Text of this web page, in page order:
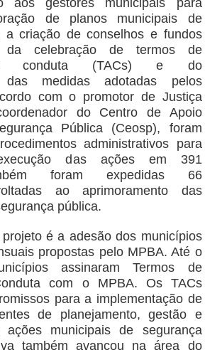
aos gestores municipais para
de planos municipais de
a criação de conselhos e fundos
da celebração de termos de
conduta (TACs) e do
das medidas adotadas pelos
com o promotor de Justiça
do Centro de Apoio
Pública (Ceosp), foram
administrativos para
das ações em 391
foram expedidas 66
ao aprimoramento das
pública.
é a adesão dos municípios
propostas pelo MPBA. Até o
assinaram Termos de
com o MPBA. Os TACs
para a implementação de
de planejamento, gestão e
ações municipais de segurança
também avançou na área do